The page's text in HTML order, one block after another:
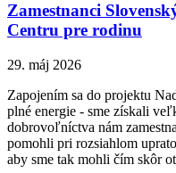
Zamestnanci
Centru pre rodinu
29. máj 2026
Zapojením sa do projektu
plné energie - sme získali
dobrovoľníctva nám
pomohli pri rozsiahlom
aby sme tak mohli čím skôr